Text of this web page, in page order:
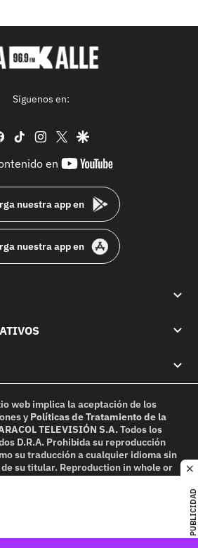
PUBLICIDAD
Síguenos en:
facebook
tiktok instagram
twittergoogle
en
youtube-
nuestra app en
nuestra app en
web implica la aceptación de los
y Políticas de Tratamiento de la
TELEVISIÓN S.A.Todos los
D.R.A. Prohibida su reproducción
su traducción a cualquier idioma sin
su titular. Reproduction in whole or
without written permission is